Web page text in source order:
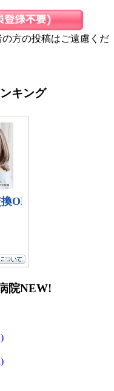
方の投稿はご遠慮くだ
キング
院NEW!